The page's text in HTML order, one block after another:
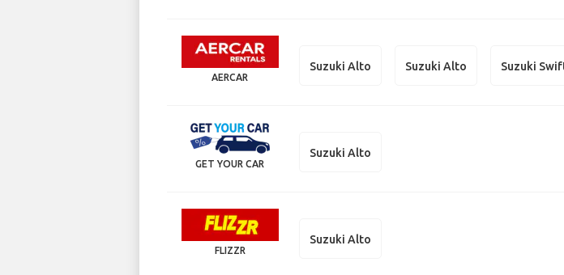
AERCAR
Suzuki Alto Suzuki Alto Suzuki
GET YOUR CAR
Suzuki Alto
FLIZZR
Suzuki Alto